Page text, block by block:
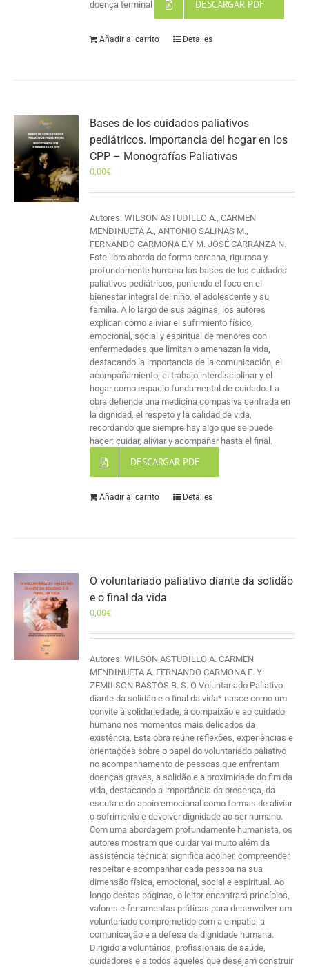
doença terminal DESCARGAR PDF
Añadir al carrito Detalles
Bases de los cuidados paliativos
pediátricos. Importancia del hogar en los
CPP – Monografías Paliativas
0,00€
Autores: WILSON ASTUDILLO A., CARMEN
MENDINUETA A., ANTONIO SALINAS M.,
FERNANDO CARMONA E.Y M. JOSÉ CARRANZA N.
Este libro aborda de forma cercana, rigurosa y
profundamente humana las bases de los cuidados
paliativos pediátricos, poniendo el foco en el
bienestar integral del niño, el adolescente y su
familia. A lo largo de sus páginas, los autores
explican cómo aliviar el sufrimiento físico,
emocional, social y espiritual de menores con
enfermedades que limitan o amenazan la vida,
destacando la importancia de la comunicación, el
acompañamiento, el trabajo interdisciplinar y el
hogar como espacio fundamental de cuidado. La
obra defiende una medicina compasiva centrada en
la dignidad, el respeto y la calidad de vida,
recordando que siempre hay algo que se puede
hacer: cuidar, aliviar y acompañar hasta el final.
DESCARGAR PDF
Añadir al carrito Detalles
O voluntariado paliativo diante da solidão
e o final da vida
0,00€
Autores: WILSON ASTUDILLO A. CARMEN
MENDINUETA A. FERNANDO CARMONA E. Y
ZEMILSON BASTOS B. S. O Voluntariado Paliativo
diante da solidão e o final da vida* nasce como um
convite à solidariedade, à compaixão e ao cuidado
humano nos momentos mais delicados da
existência. Esta obra reúne reflexões, experiências e
orientações sobre o papel do voluntariado paliativo
no acompanhamento de pessoas que enfrentam
doenças graves, a solidão e a proximidade do fim da
vida, destacando a importância da presença, da
escuta e do apoio emocional como formas de aliviar
o sofrimento e devolver dignidade ao ser humano.
Com uma abordagem profundamente humanista, os
autores mostram que cuidar vai muito além da
assistência técnica: significa acolher, compreender,
respeitar e acompanhar cada pessoa na sua
dimensão física, emocional, social e espiritual. Ao
longo destas páginas, o leitor encontrará princípios,
valores e ferramentas práticas para desenvolver um
voluntariado comprometido com a empatia, a
comunicação e a defesa da dignidade humana.
Dirigido a voluntários, profissionais de saúde,
cuidadores e a todos aqueles que desejam construir